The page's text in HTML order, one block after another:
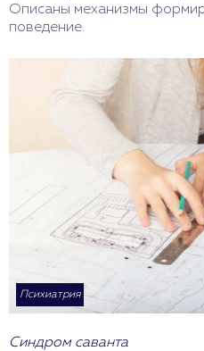
Описаны механизмы
поведение.
Психиатрия
Синдром саванта